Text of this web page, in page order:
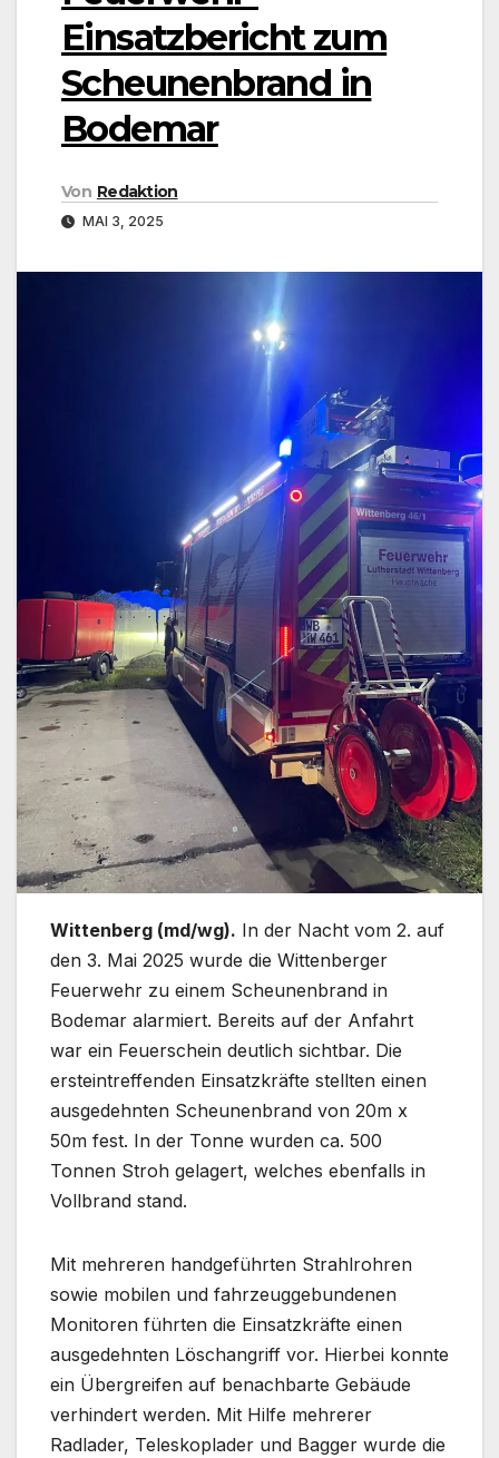
Einsatzbericht zum
Scheunenbrand in
Bodemar
Von Redaktion
MAI 3, 2025
Wittenberg (md/wg). In der Nacht vom 2. auf
den 3. Mai 2025 wurde die Wittenberger
Feuerwehr zu einem Scheunenbrand in
Bodemar alarmiert. Bereits auf der Anfahrt
war ein Feuerschein deutlich sichtbar. Die
ersteintreffenden Einsatzkräfte stellten einen
ausgedehnten Scheunenbrand von 20m x
50m fest. In der Tonne wurden ca. 500
Tonnen Stroh gelagert, welches ebenfalls in
Vollbrand stand.
Mit mehreren handgeführten Strahlrohren
sowie mobilen und fahrzeuggebundenen
Monitoren führten die Einsatzkräfte einen
ausgedehnten Löschangriff vor. Hierbei konnte
ein Übergreifen auf benachbarte Gebäude
verhindert werden. Mit Hilfe mehrerer
Radlader, Teleskoplader und Bagger wurde die